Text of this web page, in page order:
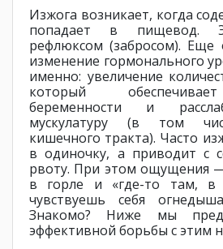
Изжога возникает, когда
попадает в пищевод.
рефлюксом (забросом).
изменение гормонального
именно: увеличение
который
беременности и
мускулатуру (в том
кишечного тракта). Часто
в одиночку, а приводит с
рвоту. При этом ощущения
в горле и «где-то там, в
чувствуешь себя
Знакомо? Ниже мы
эффективной борьбы с этим